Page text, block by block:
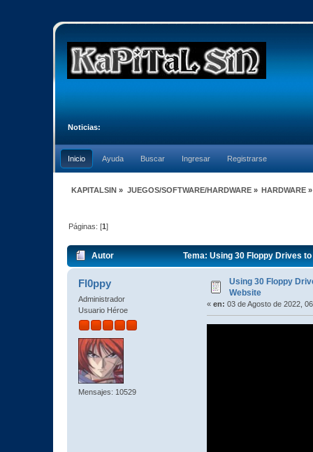
Noticias:
Inicio Ayuda Buscar Ingresar Registrarse
KAPITALSIN » JUEGOS/SOFTWARE/HARDWARE» HARDWARE»
Páginas: [1]
Autor Tema: Using 30 Floppy Drives
Fl0ppy
Administrador
Usuario Héroe
Mensajes: 10529
Using 30 Floppy
Website
« en: 03 de Agosto de 2022,